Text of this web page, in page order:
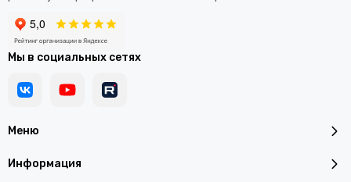
Меню
Информация
Мы в социальных сетях